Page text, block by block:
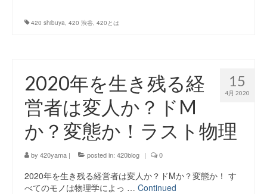
420 shibuya 420 渋谷 420とは
15
4月 2020
2020年を生き残る経
営者は変人か？ドM
か？変態か！ラスト物理
by 420yama | posted in: 420blog | 0
2020年を生き残る経営者は変人か？ドMか？変態か！ す
べてのモノは物理学によっ … Continued